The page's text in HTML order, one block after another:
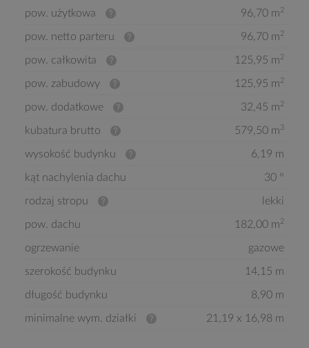
pow. użytkowa 96,70 m2
pow. netto parteru 96,70 m2
pow. całkowita 125,95 m2
pow. zabudowy 125,95 m2
pow. dodatkowe 32,45 m2
kubatura brutto 579,50 m3
wysokość budynku 6,19 m
kąt nachylenia dachu 30 °
rodzaj stropu lekki
pow. dachu 182,00 m2
ogrzewanie gazowe
szerokość budynku 14,15 m
długość budynku 8,90 m
minimalne wym. działki 21,19 x 16,98 m